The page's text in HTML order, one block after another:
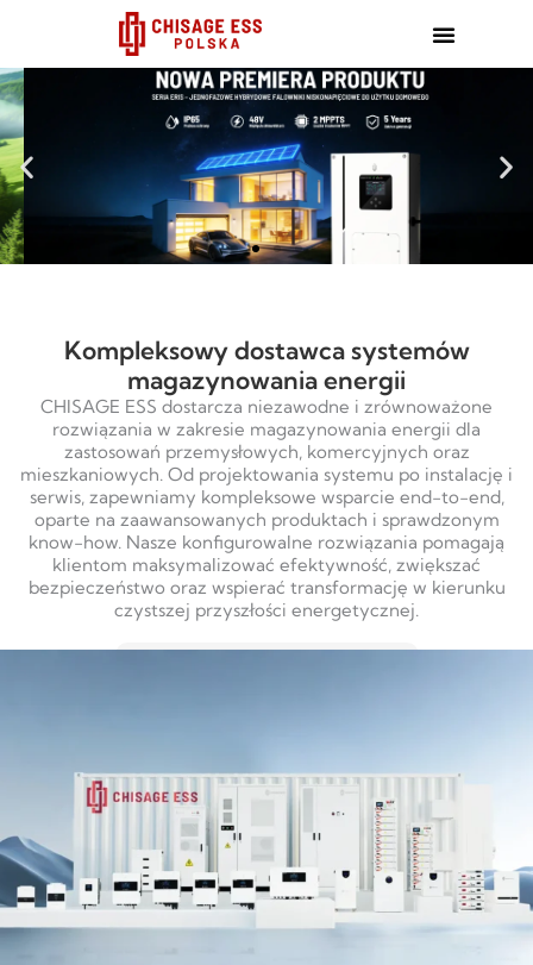
容
Kompleksowy dostawca systemów
magazynowania energii
CHISAGE ESS dostarcza niezawodne i zrównoważone
rozwiązania w zakresie magazynowania energii dla
zastosowań przemysłowych, komercyjnych oraz
mieszkaniowych. Od projektowania systemu po instalację i
serwis, zapewniamy kompleksowe wsparcie end-to-end,
oparte na zaawansowanych produktach i sprawdzonym
know-how. Nasze konfigurowalne rozwiązania pomagają
klientom maksymalizować efektywność, zwiększać
bezpieczeństwo oraz wspierać transformację w kierunku
czystszej przyszłości energetycznej.